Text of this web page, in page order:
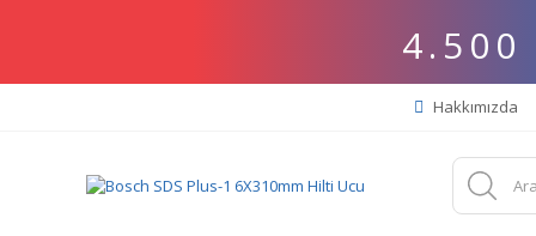
4.500
Hakkımızda